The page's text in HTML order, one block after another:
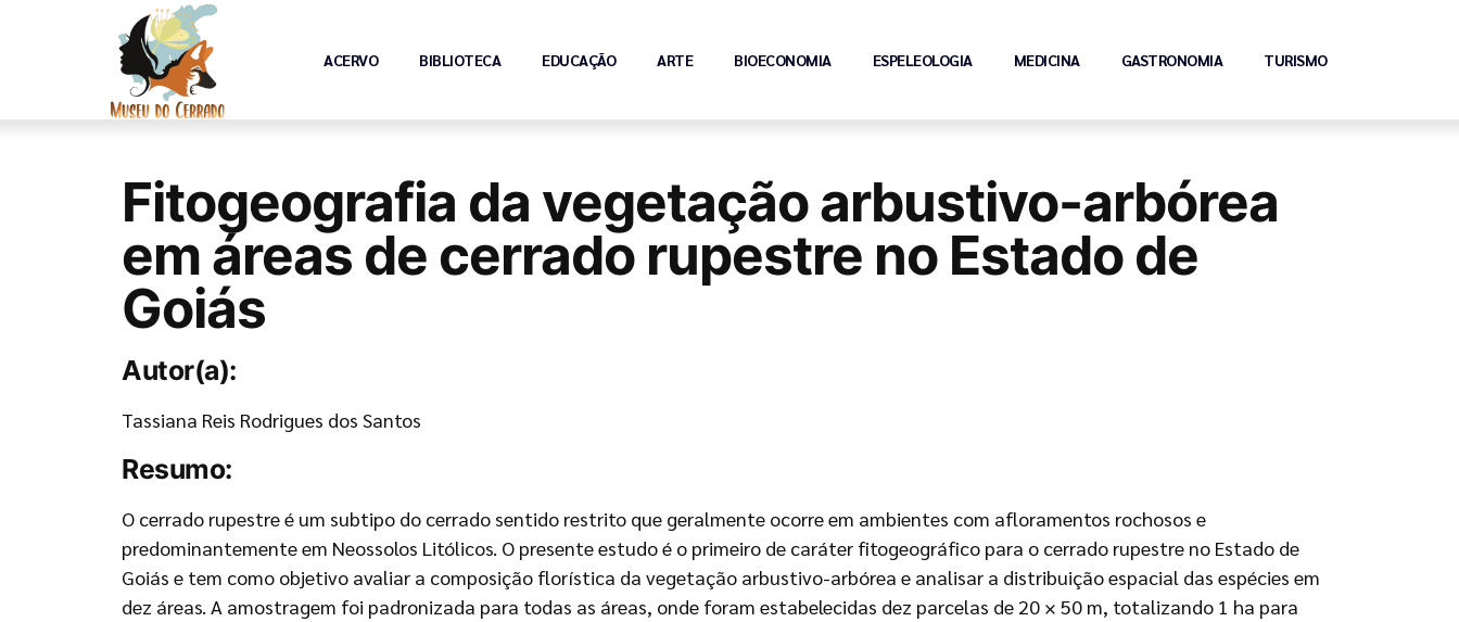
ACERVO BIBLIOTECA EDUCAÇÃO ARTE BIOECONOMIA ESPELEOLOGIA MEDICINA GASTRONOMIA TURISMO
Fitogeografia da vegetação arbustivo-arbórea
em áreas de cerrado rupestre no Estado de
Goiás
Autor(a):
Tassiana Reis Rodrigues dos Santos
Resumo:
O cerrado rupestre é um subtipo do cerrado sentido restrito que geralmente ocorre em ambientes com afloramentos rochosos e
predominantemente em Neossolos Litólicos. O presente estudo é o primeiro de caráter fitogeográfico para o cerrado rupestre no Estado de
Goiás e tem como objetivo avaliar a composição florística da vegetação arbustivo-arbórea e analisar a distribuição espacial das espécies em
dez áreas. A amostragem foi padronizada para todas as áreas, onde foram estabelecidas dez parcelas de 20 × 50 m, totalizando 1 ha para